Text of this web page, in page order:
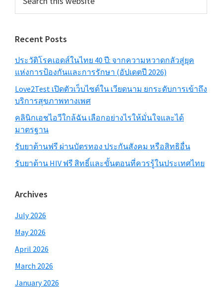
this
Recent Posts
ประวัติโรคเอดส์ในไทย 40 ปี: จากความหวาดกลัวสู่ยุค
แห่งการป้องกันและการรักษา (อัปเดตปี 2026)
Love2Test เปิดตัวเว็บไซต์ใน เวียดนาม ยกระดับการเข้าถึง
บริการสุขภาพทางเพศ
คลินิกเอชไอวีใกล้ฉัน เลือกอย่างไรให้มั่นใจและได้
มาตรฐาน
รับยาต้านฟรี ผ่านบัตรทอง ประกันสังคม หรือสิทธิอื่น
รับยาต้าน HIV ฟรี สิทธิ์และขั้นตอนที่ควรรู้ในประเทศไทย
Archives
July 2026
May 2026
April 2026
March 2026
January 2026